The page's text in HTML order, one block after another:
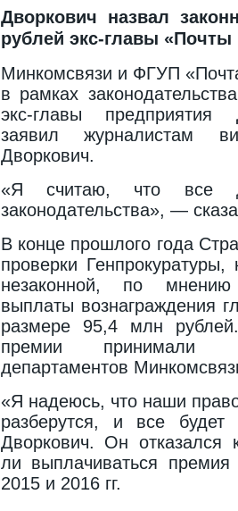
Дворкович назвал
рублей экс-главы «Почты
Минкомсвязи и ФГУП
в рамках
экс-главы
заявил журналистам
Дворкович.
«Я считаю, что все
законодательства», —
В конце прошлого года
проверки
незаконной, по мнению
выплаты вознаграждения
размере 95,4 млн
премии принимали
департаментов
«Я надеюсь, что наши
разберутся, и все
Дворкович. Он отказался
ли выплачиваться
2015 и 2016 гг.